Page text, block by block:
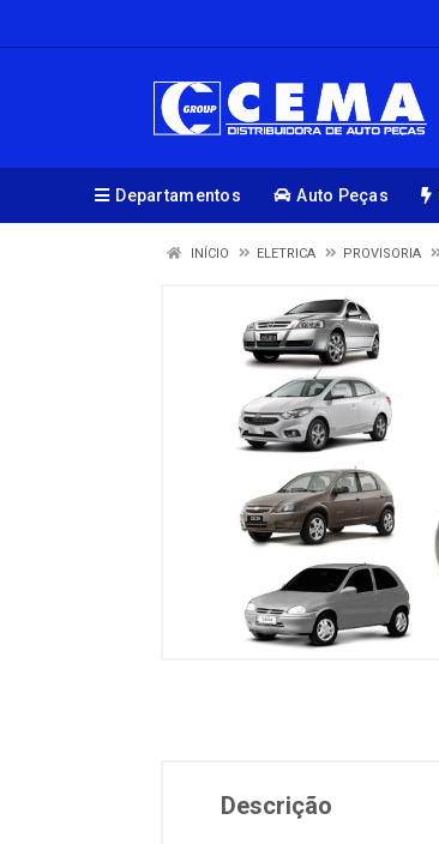
Departamentos Auto Peças
INÍCIO ELETRICA PROVISORIA
Descrição